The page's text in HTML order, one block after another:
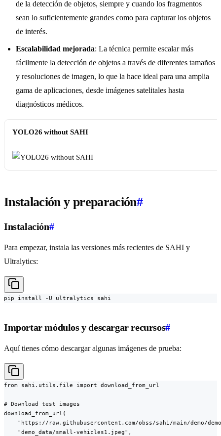
de la detección de objetos, siempre y cuando los fragmentos
sean lo suficientemente grandes como para capturar los objetos
de interés.
Escalabilidad mejorada: La técnica permite escalar más
fácilmente la detección de objetos a través de diferentes tamaños
y resoluciones de imagen, lo que la hace ideal para una amplia
gama de aplicaciones, desde imágenes satelitales hasta
diagnósticos médicos.
YOLO26 without SAHI
Instalación y preparación#
Instalación#
Para empezar, instala las versiones más recientes de SAHI y
Ultralytics:
pip install -U ultralytics sahi
Importar módulos y descargar recursos#
Aquí tienes cómo descargar algunas imágenes de prueba:
from sahi.utils.file import download_from_url
# Download test images
download_from_url(
"https://raw.githubusercontent.com/obss/sahi/main/demo/
    "demo_data/small-vehicles1.jpeg",